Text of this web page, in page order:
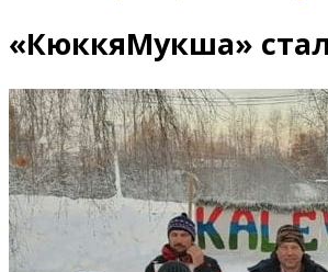
«КюккяМукша»